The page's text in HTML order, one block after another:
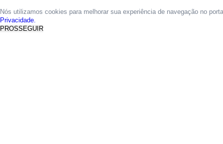
Nós utilizamos cookies para melhorar sua experiência de navegação no
Privacidade.
PROSSEGUIR